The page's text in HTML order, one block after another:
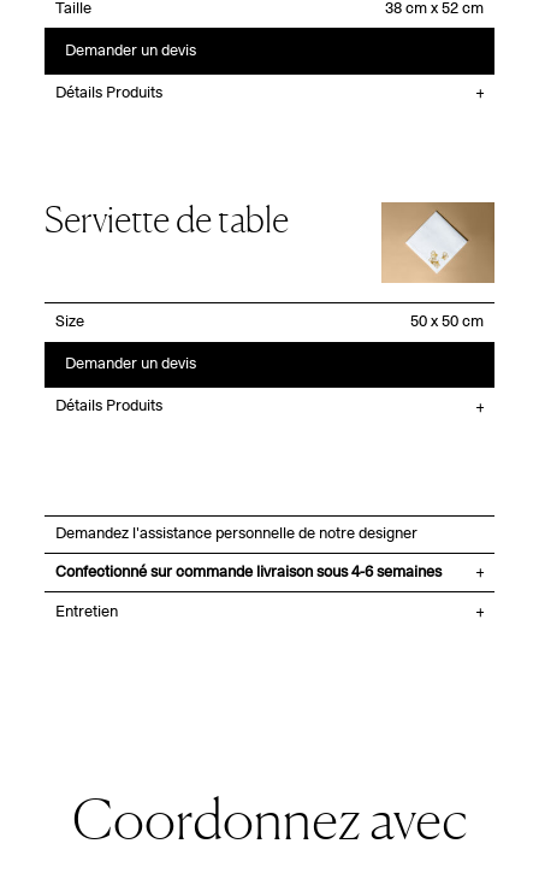
Taille
Demander un devis
Détails Produits
Serviette de table
Size
Demander un devis
Détails Produits
Demandez l'assistance personnelle de notre designer
Confectionné sur commande livraison sous 4-6 semaines
Entretien
Coordonnez avec